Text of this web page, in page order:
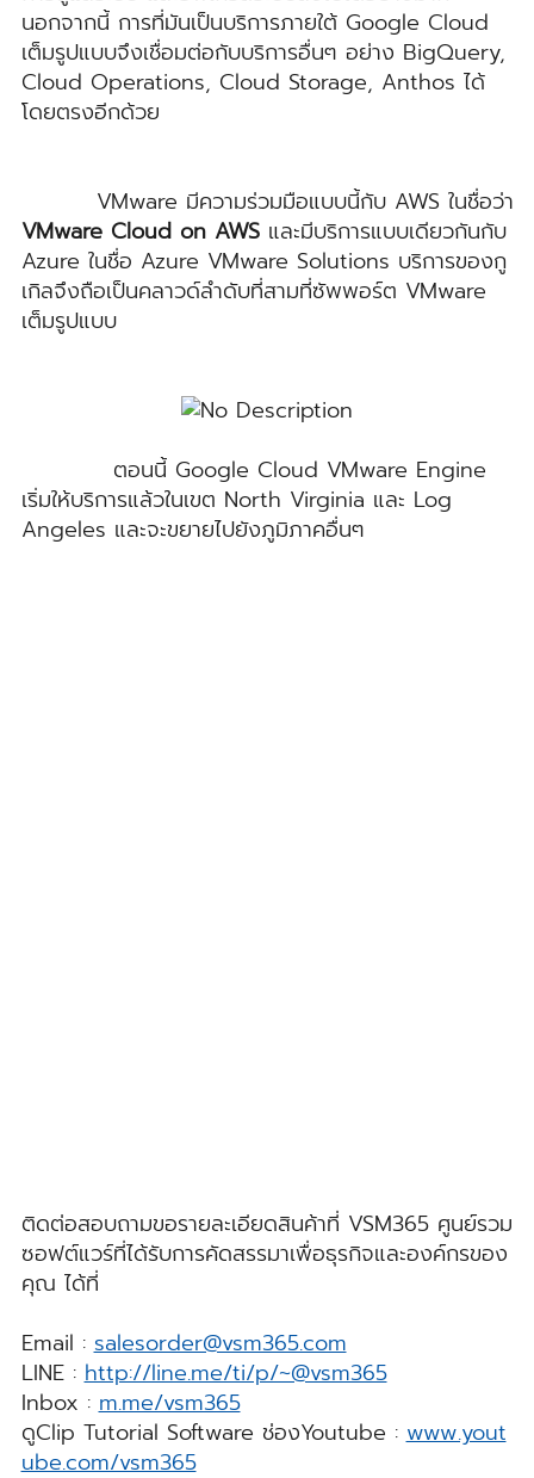
นอกจากนี้ การที่มันเป็นบริการภายใต้ Google Cloud
เต็มรูปแบบจึงเชื่อมต่อกับบริการอื่นๆ อย่าง BigQuery,
Cloud Operations, Cloud Storage, Anthos ได้
โดยตรงอีกด้วย
VMware มีความร่วมมือแบบนี้กับ AWS ในชื่อว่า
VMware Cloud on AWS และมีบริการแบบเดียวกันกับ
Azure ในชื่อ Azure VMware Solutions บริการของกู
เกิลจึงถือเป็นคลาวด์ลำดับที่สามที่ซัพพอร์ต VMware
เต็มรูปแบบ
ตอนนี้ Google Cloud VMware Engine
เริ่มให้บริการแล้วในเขต North Virginia และ Log
Angeles และจะขยายไปยังภูมิภาคอื่นๆ
ติดต่อสอบถามขอรายละเอียดสินค้าที่ VSM365 ศูนย์รวม
ซอฟต์แวร์ที่ได้รับการคัดสรรมาเพื่อธุรกิจและองค์กรของ
คุณ ได้ที่
Email :salesorder@vsm365.com
LINE :http://line.me/ti/p/~@vsm365
Inbox :m.me/vsm365
ดูClip Tutorial Software ช่องYoutube :www.yout
ube.com/vsm365